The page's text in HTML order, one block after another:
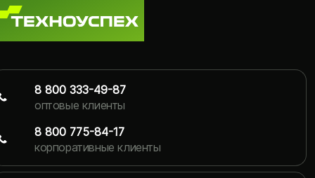
8 800 333-49-87
оптовые клиенты
8 800 775-84-17
корпоративные клиенты